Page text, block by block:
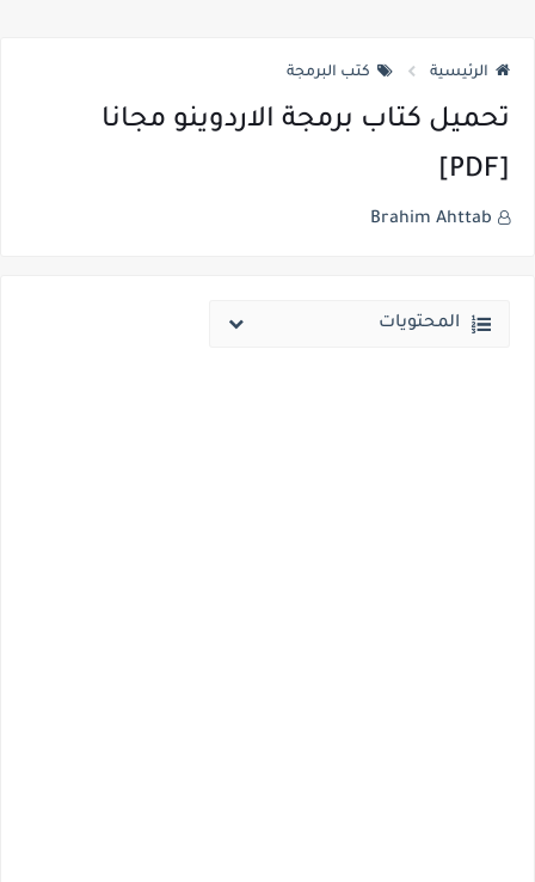
الرئيسية كتب البرمجة
تحميل كتاب برمجة الاردوينو مجانا
[PDF]
Brahim Ahttab
المحتويات